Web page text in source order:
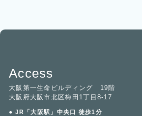
Access
大阪第一生命ビルディング 19階
大阪府大阪市北区梅田1丁目8-17
● JR「大阪駅」中央口 徒歩1分